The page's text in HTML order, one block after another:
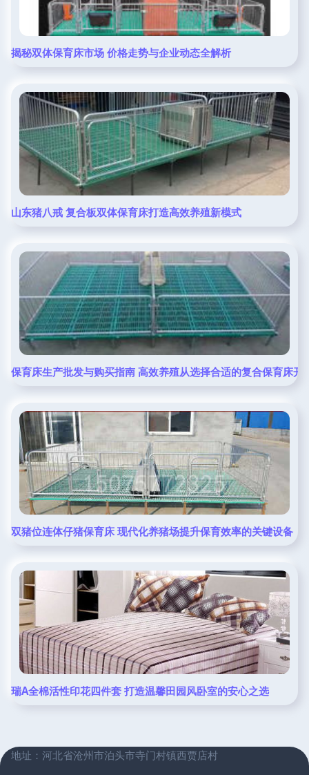
揭秘双体保育床市场 价格走势与企业动态全解析
山东猪八戒 复合板双体保育床打造高效养殖新模式
保育床生产批发与购买指南 高效养殖从选择合适的复合保育床开
双猪位连体仔猪保育床 现代化养猪场提升保育效率的关键设备
瑞A全棉活性印花四件套 打造温馨田园风卧室的安心之选
地址：河北省沧州市泊头市寺门村镇西贾店村